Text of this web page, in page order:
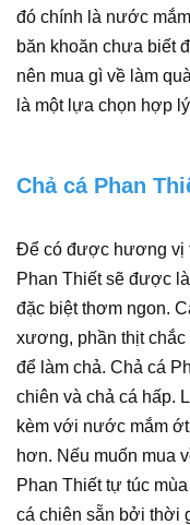
đó chính là nước
băn khoăn chưa biết
nên mua gì về làm
là một lựa chọn hợp
Chả cá Phan
Để có được hương vị
Phan Thiết sẽ được
đặc biệt thơm ngon.
xương, phần thịt
để làm chả. Chả cá
chiên và chả cá hấp.
kèm với nước mắm
hơn. Nếu muốn mua
Phan Thiết tự túc
cá chiên sẵn bởi thời